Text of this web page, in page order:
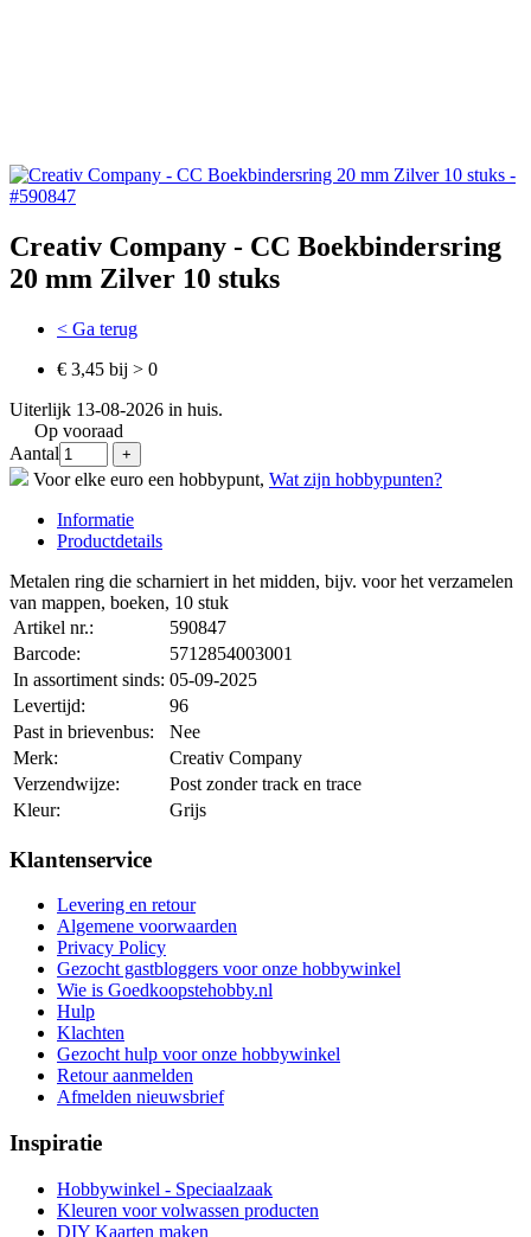
Creativ Company - CC Boekbindersring
20 mm Zilver 10 stuks
< Ga terug
€ 3,45 bij > 0
Uiterlijk 13-08-2026 in huis.
Op vooraad
Aantal
Voor elke euro een hobbypunt, Wat zijn hobbypunten?
Informatie
Productdetails
Metalen ring die scharniert in het midden, bijv. voor het verzamelen
van mappen, boeken, 10 stuk
Artikel nr.:
590847
Barcode:
5712854003001
In assortiment sinds: 05-09-2025
Levertijd:
96
Past in brievenbus:
Nee
Merk:
Creativ Company
Verzendwijze:
Post zonder track en trace
Kleur:
Grijs
Klantenservice
Levering en retour
Algemene voorwaarden
Privacy Policy
Gezocht gastbloggers voor onze hobbywinkel
Wie is Goedkoopstehobby.nl
Hulp
Klachten
Gezocht hulp voor onze hobbywinkel
Retour aanmelden
Afmelden nieuwsbrief
Inspiratie
Hobbywinkel - Speciaalzaak
Kleuren voor volwassen producten
DIY Kaarten maken